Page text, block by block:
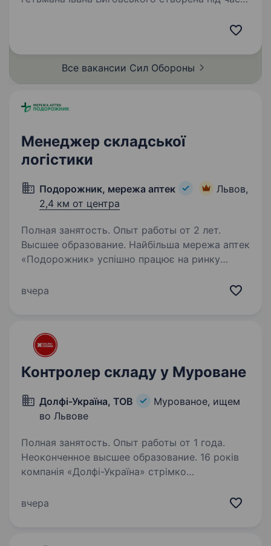
та Луганщини,…
Все вакансии Сил Обороны
Менеджер складської
логістики
Подорожник, мережа аптек
Львов,
2,4 км от центра
Полная занятость. Опыт работы от 2 лет.
Высшее образование. Найбільша мережа аптек
«Подорожник» успішно працює на ринку
і понад 12 000 працівників у всіх регіонах
вчера
Контролер складу у Муроване
Долфі-Україна, ТОВ
Мурованое, ищем
во Львове
Полная занятость. Опыт работы от 1 года.
Неоконченное высшее образование. 16 років
компанія «Долфі-Україна» стрімко
медичних виробів в Україні. Вже багато років
вчера